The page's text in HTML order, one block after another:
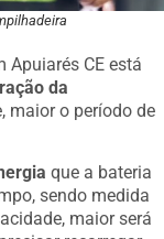
Apuiarés CE está
da
maior o período de
que a bateria
sendo medida
maior será